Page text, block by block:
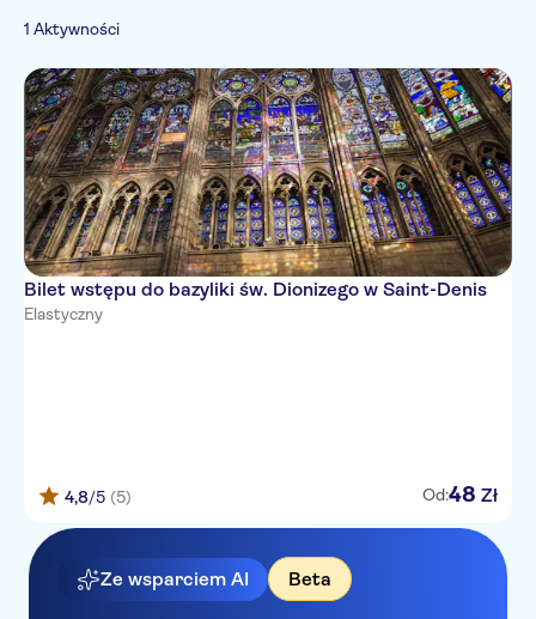
1 Aktywności
Bilet wstępu do bazyliki św. Dionizego w Saint-Denis
Elastyczny
4,8/5 (5) Od:48 Zł
Ze wsparciem AI Beta